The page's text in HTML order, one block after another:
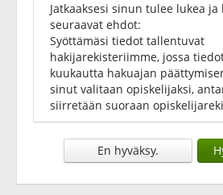
Jatkaaksesi sinun tulee lukea ja
seuraavat ehdot:
Syöttämäsi tiedot tallentuvat
hakijarekisteriimme, jossa
kuukautta hakuajan
sinut valitaan opiskelijaksi,
siirretään suoraan
En hyväksy.